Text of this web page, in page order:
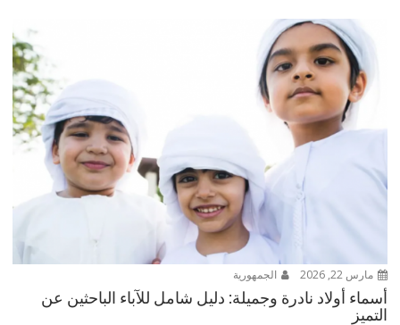
مارس 22, 2026 الجمهورية
أسماء أولاد نادرة وجميلة: دليل شامل للآباء الباحثين عن
التميز